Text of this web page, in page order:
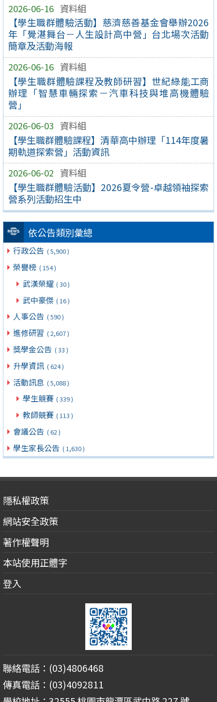
2026-06-16 資料組
【學生職群體驗活動】慈濟慈善基金會舉辦2026
年「覺湛舞台－人生設計高中營」台北場次活動
簡章及活動海報
2026-06-16 資料組
【學生職群體驗課程及教師研習】世紀綠能工商
辦理「智慧車輛探索－汽車科技與堆高機體驗
營」
2026-06-03 資料組
【學生職群體驗課程】清華高中辦理「114年度暑
期軌道探索營」活動資訊
2026-06-02 資料組
【學生職群體驗活動】2026夏令營-卓越領袖探索
營系列活動招生中
依公告類別彙總
行政公告 ( 5,900 )
榮譽榜 ( 154 )
武漢榮耀 ( 30 )
武中豪傑 ( 16 )
人事公告 ( 590 )
進修研習 ( 2,607 )
獎學金公告 ( 33 )
升學資訊 ( 624 )
活動訊息 ( 5,088 )
學生競賽 ( 339 )
教師競賽 ( 113 )
會議公告 ( 62 )
學生家長公告 ( 1,630 )
隱私權政策
網站安全政策
著作權聲明
本站使用正體字
登入
聯絡電話：(03)4806468
傳真電話：(03)4092811